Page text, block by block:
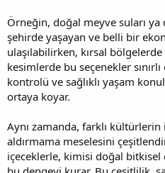
Örneğin, doğal meyve suları
şehirde yaşayan ve belli bir
ulaşılabilirken, kırsal
kesimlerde bu seçenekler
kontrolü ve sağlıklı yaşam
ortaya koyar.
Aynı zamanda, farklı
aldırmama meselesini
içeceklerle, kimisi doğal